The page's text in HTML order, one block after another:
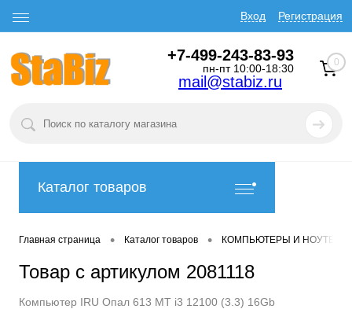
Вход Регистрация
+7-499-243-83-93
пн-пт 10:00-18:30
mail@stabiz.ru
0
Каталог товаров
Главная страница • Каталог товаров • КОМПЬЮТЕРЫ И
Товар с артикулом 2081118
Компьютер IRU Опал 613 MT i3 12100 (3.3) 16Gb